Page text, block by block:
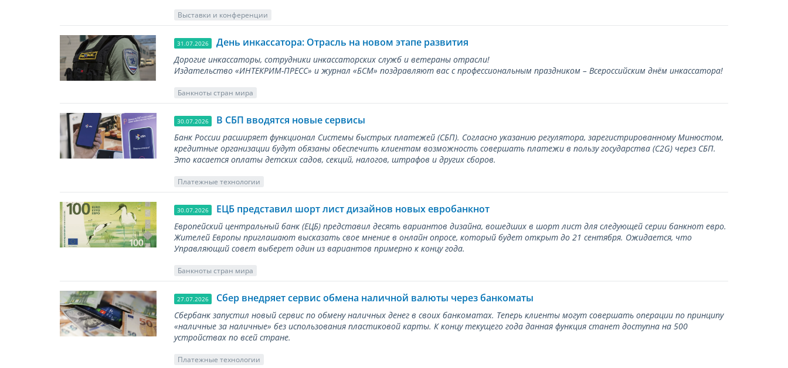
Выставки и конференции
31.07.2026 День инкассатора: Отрасль на новом этапе развития
Дорогие инкассаторы, сотрудники инкассаторских служб и ветераны отрасли!
Издательство «ИНТЕКРИМ-ПРЕСС» и журнал «БСМ» поздравляют вас с профессиональным праздником – Всероссийским днём инкассатора!
Банкноты стран мира
30.07.2026 В СБП вводятся новые сервисы
Банк России расширяет функционал Системы быстрых платежей (СБП). Согласно указанию регулятора, зарегистрированному Минюстом,
кредитные организации будут обязаны обеспечить клиентам возможность совершать платежи в пользу государства (С2G) через СБП.
Это касается оплаты детских садов, секций, налогов, штрафов и других сборов.
Платежные технологии
30.07.2026 ЕЦБ представил шорт лист дизайнов новых евробанкнот
Европейский центральный банк (ЕЦБ) представил десять вариантов дизайна, вошедших в шорт лист для следующей серии банкнот евро.
Жителей Европы приглашают высказать свое мнение в онлайн опросе, который будет открыт до 21 сентября. Ожидается, что
Управляющий совет выберет один из вариантов примерно к концу года.
Банкноты стран мира
27.07.2026 Сбер внедряет сервис обмена наличной валюты через банкоматы
Сбербанк запустил новый сервис по обмену наличных денег в своих банкоматах. Теперь клиенты могут совершать операции по принципу
«наличные за наличные» без использования пластиковой карты. К концу текущего года данная функция станет доступна на 500
устройствах по всей стране.
Платежные технологии